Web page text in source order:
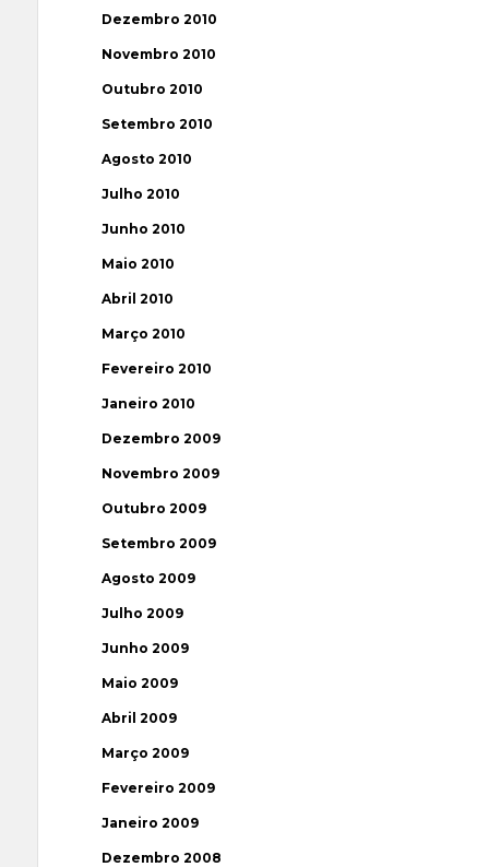
Dezembro 2010
Novembro 2010
Outubro 2010
Setembro 2010
Agosto 2010
Julho 2010
Junho 2010
Maio 2010
Abril 2010
Março 2010
Fevereiro 2010
Janeiro 2010
Dezembro 2009
Novembro 2009
Outubro 2009
Setembro 2009
Agosto 2009
Julho 2009
Junho 2009
Maio 2009
Abril 2009
Março 2009
Fevereiro 2009
Janeiro 2009
Dezembro 2008